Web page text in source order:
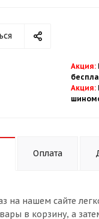
Акция:
Акция:
Оплата
на нашем сайте
в корзину, а